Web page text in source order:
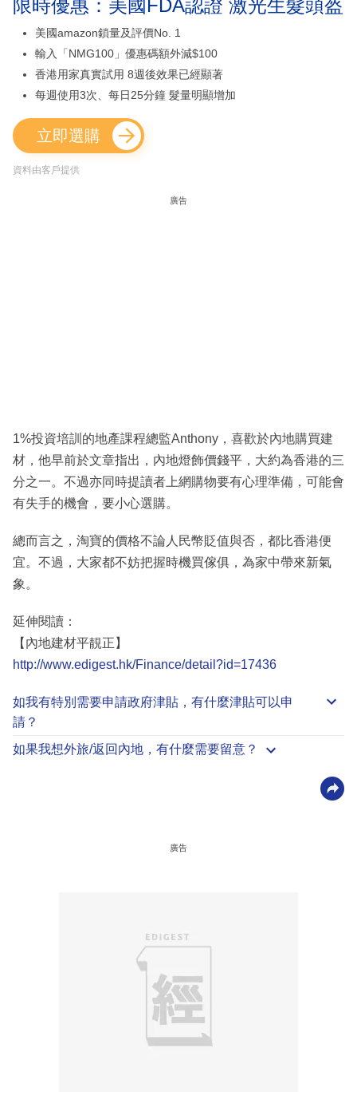
限時優惠：美國FDA認證 激光生髮頭盔
美國amazon鎖量及評價No. 1
輸入「NMG100」優惠碼額外減$100
香港用家真實試用 8週後效果已經顯著
每週使用3次、每日25分鐘 髮量明顯增加
立即選購
資料由客戶提供
廣告
1%投資培訓的地產課程總監Anthony，喜歡於內地購買建
材，他早前於文章指出，內地燈飾價錢平，大約為香港的三
分之一。不過亦同時提讀者上網購物要有心理準備，可能會
有失手的機會，要小心選購。
總而言之，淘寶的價格不論人民幣貶值與否，都比香港便
宜。不過，大家都不妨把握時機買傢俱，為家中帶來新氣
象。
延伸閱讀：
【內地建材平靚正】
http://www.edigest.hk/Finance/detail?id=17436
如我有特別需要申請政府津貼 ，有什麼津貼可以申
請？
如果我想外旅/返回內地，有什麼需要留意？
廣告